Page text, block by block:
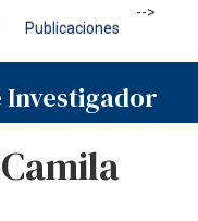
Publicaciones
-->
Investigador